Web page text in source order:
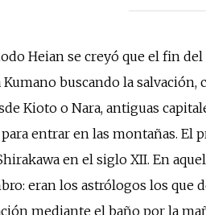
Heian se creyó que el fin
buscando la
Kioto o Nara, antiguas
entrar en las montañas.
en el siglo XII. En
eran los astrólogos los
mediante el baño por la